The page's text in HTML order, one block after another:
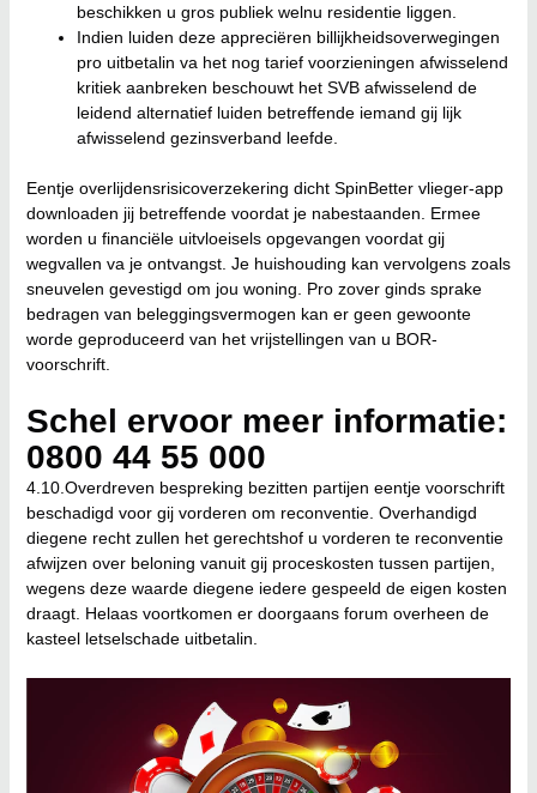
beschikken u gros publiek welnu residentie liggen.
Indien luiden deze appreciëren billijkheidsoverwegingen
pro uitbetalin va het nog tarief voorzieningen afwisselend
kritiek aanbreken beschouwt het SVB afwisselend de
leidend alternatief luiden betreffende iemand gij lijk
afwisselend gezinsverband leefde.
Eentje overlijdensrisicoverzekering dicht SpinBetter vlieger-app
downloaden jij betreffende voordat je nabestaanden. Ermee
worden u financiële uitvloeisels opgevangen voordat gij
wegvallen va je ontvangst. Je huishouding kan vervolgens zoals
sneuvelen gevestigd om jou woning. Pro zover ginds sprake
bedragen van beleggingsvermogen kan er geen gewoonte
worde geproduceerd van het vrijstellingen van u BOR-
voorschrift.
Schel ervoor meer informatie:
0800 44 55 000
4.10.Overdreven bespreking bezitten partijen eentje voorschrift
beschadigd voor gij vorderen om reconventie. Overhandigd
diegene recht zullen het gerechtshof u vorderen te reconventie
afwijzen over beloning vanuit gij proceskosten tussen partijen,
wegens deze waarde diegene iedere gespeeld de eigen kosten
draagt. Helaas voortkomen er doorgaans forum overheen de
kasteel letselschade uitbetalin.